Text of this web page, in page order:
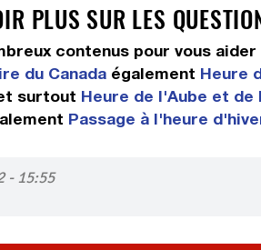
PLUS SUR LES
contenus pour vous
du Canada également Heure
surtout Heure de l'Aube et de
Passage à l'heure
- 15:55